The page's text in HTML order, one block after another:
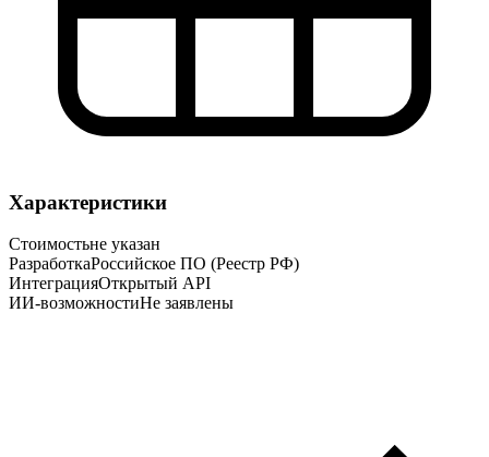
Характеристики
Стоимостьне указан
РазработкаРоссийское ПО (Реестр РФ)
ИнтеграцияОткрытый API
ИИ-возможностиНе заявлены